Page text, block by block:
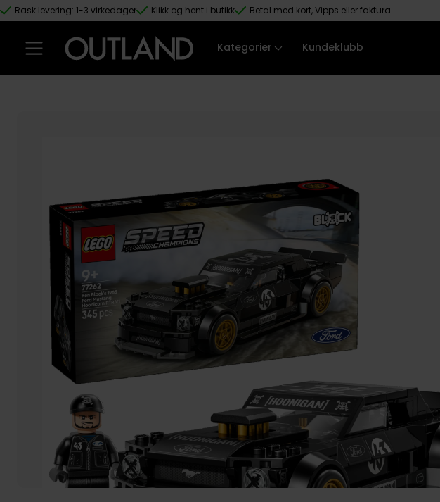
Hopp til hovedinnhold
Rask levering: 1-3 virkedager Klikk og hent i butikk Betal med kort, Vipps eller faktura
Kategorier Kundeklubb